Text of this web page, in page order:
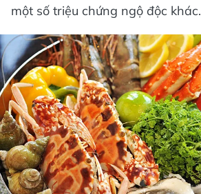
một số triệu chứng ngộ độc khác.